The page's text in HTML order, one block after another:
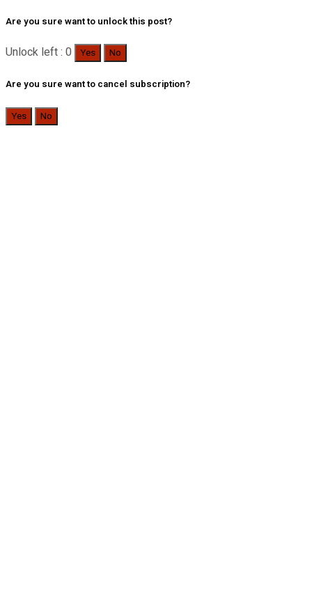
Are you sure want to unlock this post?
Unlock left : 0 Yes No
Are you sure want to cancel subscription?
Yes No